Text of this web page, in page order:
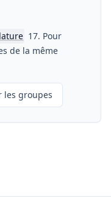
17. Pour
de la même
les groupes